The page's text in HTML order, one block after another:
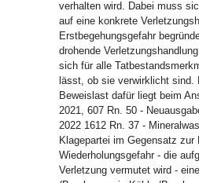
verhalten wird. Dabei muss
auf eine konkrete
Erstbegehungsgefahr
drohende
sich für alle
lässt, ob sie verwirklicht sind.
Beweislast dafür liegt beim
2021, 607 Rn. 50 -
2022 1612 Rn. 37 -
Klagepartei im Gegensatz zur
Wiederholungsgefahr - die
Verletzung vermutet wird -